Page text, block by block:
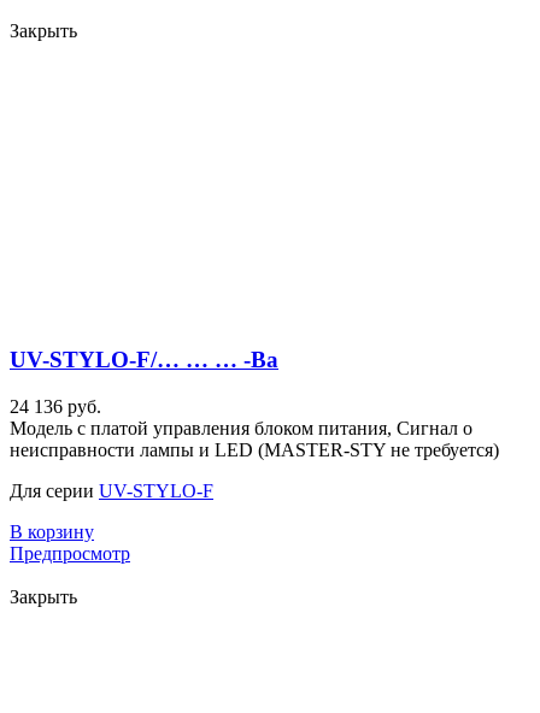
Закрыть
UV-STYLO-F/… … … -Ba
24 136 руб.
Модель с платой управления блоком питания, Сигнал о
неисправности лампы и LED (MASTER-STY не требуется)
Для серии UV-STYLO-F
В корзину
Предпросмотр
Закрыть